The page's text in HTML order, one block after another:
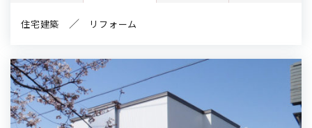
住宅建築 リフォーム